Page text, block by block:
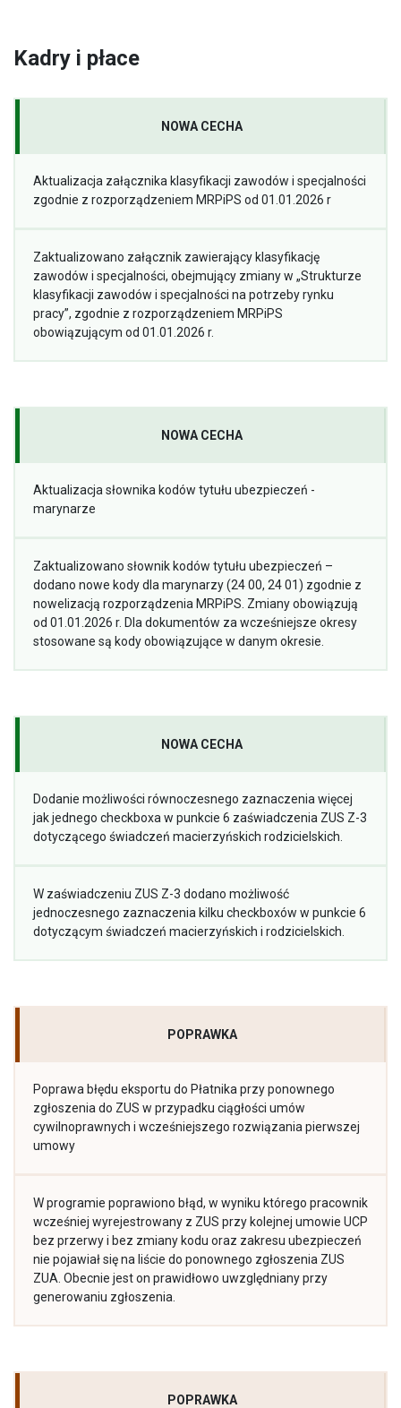
Kadry i płace
NOWA CECHA
Aktualizacja załącznika klasyfikacji zawodów i specjalności
zgodnie z rozporządzeniem MRPiPS od 01.01.2026 r
Zaktualizowano załącznik zawierający klasyfikację
zawodów i specjalności, obejmujący zmiany w „Strukturze
klasyfikacji zawodów i specjalności na potrzeby rynku
pracy”, zgodnie z rozporządzeniem MRPiPS
obowiązującym od 01.01.2026 r.
NOWA CECHA
Aktualizacja słownika kodów tytułu ubezpieczeń -
marynarze
Zaktualizowano słownik kodów tytułu ubezpieczeń –
dodano nowe kody dla marynarzy (24 00, 24 01) zgodnie z
nowelizacją rozporządzenia MRPiPS. Zmiany obowiązują
od 01.01.2026 r. Dla dokumentów za wcześniejsze okresy
stosowane są kody obowiązujące w danym okresie.
NOWA CECHA
Dodanie możliwości równoczesnego zaznaczenia więcej
jak jednego checkboxa w punkcie 6 zaświadczenia ZUS Z-3
dotyczącego świadczeń macierzyńskich rodzicielskich.
W zaświadczeniu ZUS Z-3 dodano możliwość
jednoczesnego zaznaczenia kilku checkboxów w punkcie 6
dotyczącym świadczeń macierzyńskich i rodzicielskich.
POPRAWKA
Poprawa błędu eksportu do Płatnika przy ponownego
zgłoszenia do ZUS w przypadku ciągłości umów
cywilnoprawnych i wcześniejszego rozwiązania pierwszej
umowy
W programie poprawiono błąd, w wyniku którego pracownik
wcześniej wyrejestrowany z ZUS przy kolejnej umowie UCP
bez przerwy i bez zmiany kodu oraz zakresu ubezpieczeń
nie pojawiał się na liście do ponownego zgłoszenia ZUS
ZUA. Obecnie jest on prawidłowo uwzględniany przy
generowaniu zgłoszenia.
POPRAWKA